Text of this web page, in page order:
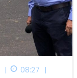
| 08:27 |